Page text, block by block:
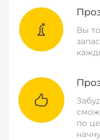
Вы
по